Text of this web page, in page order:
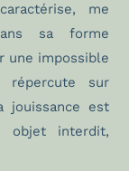
me
sa forme
une impossible
répercute sur
jouissance est
objet interdit,